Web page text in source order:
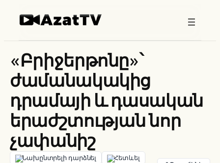
«Բրիջերթոնը»՝
ժամանակակից
դրամայի և դասական
երաժշտության նոր
չափանիշ
Նախընտրելի դարձնել
Հետևել